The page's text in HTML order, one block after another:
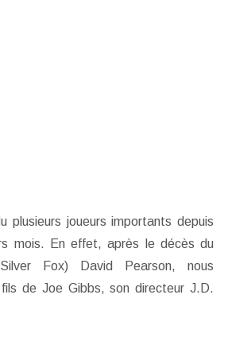
plusieurs joueurs importants depuis
mois. En effet, après le décès du
Fox) David Pearson, nous
de Joe Gibbs, son directeur J.D.